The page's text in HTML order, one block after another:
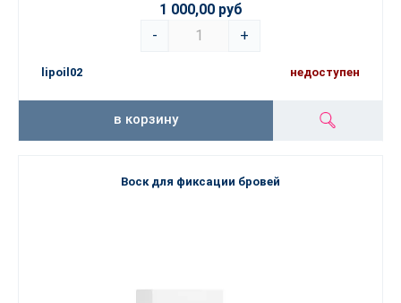
1 000,00 руб
-
+
lipoil02 недоступен
в корзину
Воск для фиксации бровей